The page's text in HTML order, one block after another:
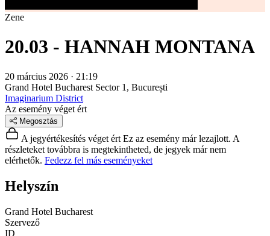
Zene
20.03 - HANNAH MONTANA
20 március 2026 · 21:19
Grand Hotel Bucharest Sector 1, București
Imaginarium District
Az esemény véget ért
Megosztás
A jegyértékesítés véget ért Ez az esemény már lezajlott. A
részleteket továbbra is megtekintheted, de jegyek már nem
elérhetők. Fedezz fel más eseményeket
Helyszín
Grand Hotel Bucharest
Szervező
ID